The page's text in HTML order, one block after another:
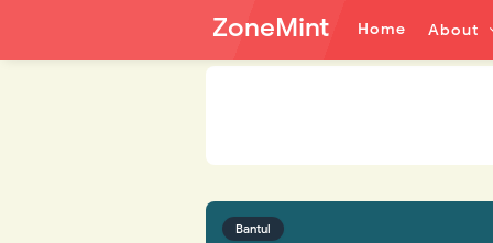
ZoneMint Home About
Bantul